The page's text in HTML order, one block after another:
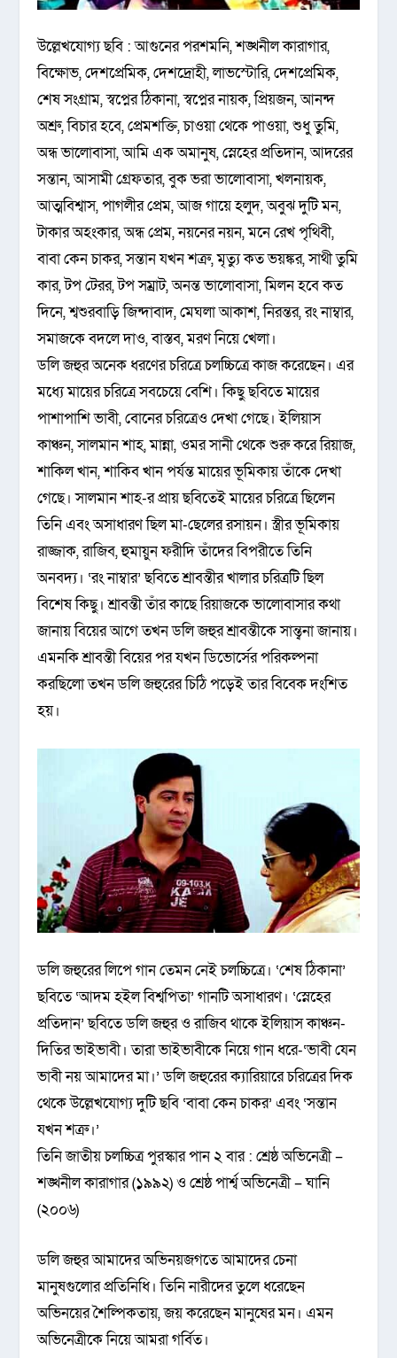
উল্লেখযোগ্য ছবি : আগুনের পরশমনি, শঙ্খনীল কারাগার,
বিক্ষোভ, দেশপ্রেমিক, দেশদ্রোহী, লাভস্টোরি, দেশপ্রেমিক,
শেষ সংগ্রাম, স্বপ্নের ঠিকানা, স্বপ্নের নায়ক, প্রিয়জন, আনন্দ
অশ্রু, বিচার হবে, প্রেমশক্তি, চাওয়া থেকে পাওয়া, শুধু তুমি,
অন্ধ ভালোবাসা, আমি এক অমানুষ, স্নেহের প্রতিদান, আদরের
সন্তান, আসামী গ্রেফতার, বুক ভরা ভালোবাসা, খলনায়ক,
আত্মবিশ্বাস, পাগলীর প্রেম, আজ গায়ে হলুদ, অবুঝ দুটি মন,
টাকার অহংকার, অন্ধ প্রেম, নয়নের নয়ন, মনে রেখ পৃথিবী,
বাবা কেন চাকর, সন্তান যখন শত্রু, মৃত্যু কত ভয়ঙ্কর, সাথী তুমি
কার, টপ টেরর, টপ সম্রাট, অনন্ত ভালোবাসা, মিলন হবে কত
দিনে, শ্বশুরবাড়ি জিন্দাবাদ, মেঘলা আকাশ, নিরন্তর, রং নাম্বার,
সমাজকে বদলে দাও, বাস্তব, মরণ নিয়ে খেলা।
ডলি জহুর অনেক ধরণের চরিত্রে চলচ্চিত্রে কাজ করেছেন। এর
মধ্যে মায়ের চরিত্রে সবচেয়ে বেশি। কিছু ছবিতে মায়ের
পাশাপাশি ভাবী, বোনের চরিত্রেও দেখা গেছে। ইলিয়াস
কাঞ্চন, সালমান শাহ, মান্না, ওমর সানী থেকে শুরু করে রিয়াজ,
শাকিল খান, শাকিব খান পর্যন্ত মায়ের ভূমিকায় তাঁকে দেখা
গেছে। সালমান শাহ-র প্রায় ছবিতেই মায়ের চরিত্রে ছিলেন
তিনি এবং অসাধারণ ছিল মা-ছেলের রসায়ন। স্ত্রীর ভূমিকায়
রাজ্জাক, রাজিব, হুমায়ুন ফরীদি তাঁদের বিপরীতে তিনি
অনবদ্য। ‘রং নাম্বার’ ছবিতে শ্রাবন্তীর খালার চরিত্রটি ছিল
বিশেষ কিছু। শ্রাবন্তী তাঁর কাছে রিয়াজকে ভালোবাসার কথা
জানায় বিয়ের আগে তখন ডলি জহুর শ্রাবন্তীকে সান্ত্বনা জানায়।
এমনকি শ্রাবন্তী বিয়ের পর যখন ডিভোর্সের পরিকল্পনা
করছিলো তখন ডলি জহুরের চিঠি পড়েই তার বিবেক দংশিত
হয়।
ডলি জহুরের লিপে গান তেমন নেই চলচ্চিত্রে। ‘শেষ ঠিকানা’
ছবিতে ‘আদম হইল বিশ্বপিতা’ গানটি অসাধারণ। ‘স্নেহের
প্রতিদান’ ছবিতে ডলি জহুর ও রাজিব থাকে ইলিয়াস কাঞ্চন-
দিতির ভাইভাবী। তারা ভাইভাবীকে নিয়ে গান ধরে-‘ভাবী যেন
ভাবী নয় আমাদের মা।’ ডলি জহুরের ক্যারিয়ারে চরিত্রের দিক
থেকে উল্লেখযোগ্য দুটি ছবি ‘বাবা কেন চাকর’ এবং ‘সন্তান
যখন শত্রু।’
তিনি জাতীয় চলচ্চিত্র পুরস্কার পান ২ বার : শ্রেষ্ঠ অভিনেত্রী –
শঙ্খনীল কারাগার (১৯৯২) ও শ্রেষ্ঠ পার্শ্ব অভিনেত্রী – ঘানি
(২০০৬)
ডলি জহুর আমাদের অভিনয়জগতে আমাদের চেনা
মানুষগুলোর প্রতিনিধি। তিনি নারীদের তুলে ধরেছেন
অভিনয়ের শৈল্পিকতায়, জয় করেছেন মানুষের মন। এমন
অভিনেত্রীকে নিয়ে আমরা গর্বিত।